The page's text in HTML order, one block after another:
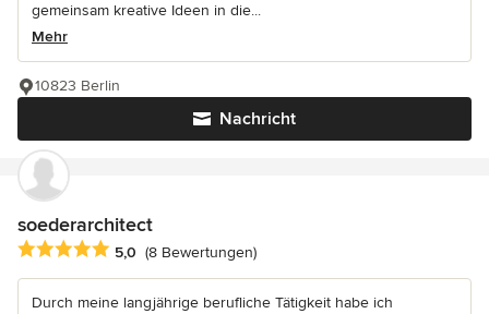
gemeinsam kreative Ideen in die...
Mehr
Nachricht
10823 Berlin
soederarchitect
Durchschnittliche Bewertung: 5 von 5 Sternen
5,0 (8 Bewertungen)
Durch meine langjährige berufliche Tätigkeit habe ich